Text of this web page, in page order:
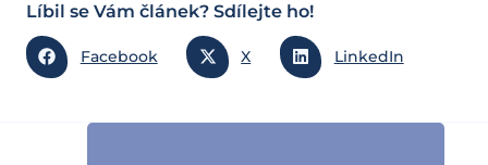
Líbil se Vám článek? Sdílejte ho!
Facebook X LinkedIn